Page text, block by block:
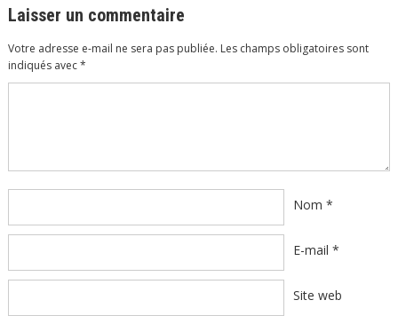
Laisser un commentaire
Votre adresse e-mail ne sera pas publiée. Les champs obligatoires sont
indiqués avec*
Nom *
E-mail *
Site web